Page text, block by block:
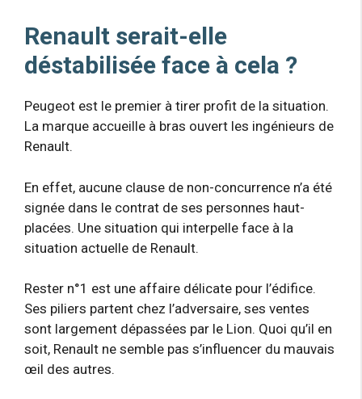
Renault serait-elle
déstabilisée face à cela ?
Peugeot est le premier à tirer profit de la situation.
La marque accueille à bras ouvert les ingénieurs de
Renault.
En effet, aucune clause de non-concurrence n’a été
signée dans le contrat de ses personnes haut-
placées. Une situation qui interpelle face à la
situation actuelle de Renault.
Rester n°1 est une affaire délicate pour l’édifice.
Ses piliers partent chez l’adversaire, ses ventes
sont largement dépassées par le Lion. Quoi qu’il en
soit, Renault ne semble pas s’influencer du mauvais
œil des autres.